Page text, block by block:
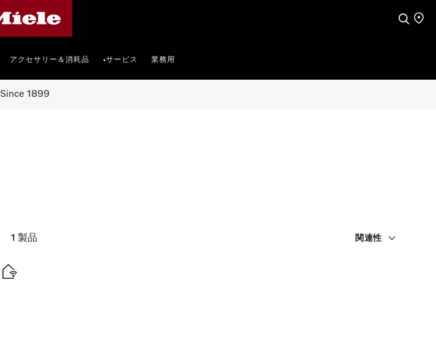
検索 店舗
アクセサリー＆消耗品 •サービス 業務用
Since 1899
1 製品 関連性